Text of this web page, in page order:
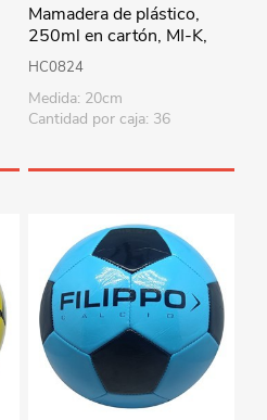
Mamadera de plástico,
250ml en cartón, MI-K,
varios diseños
HC0824
Medida: 20cm
Cantidad por caja: 36